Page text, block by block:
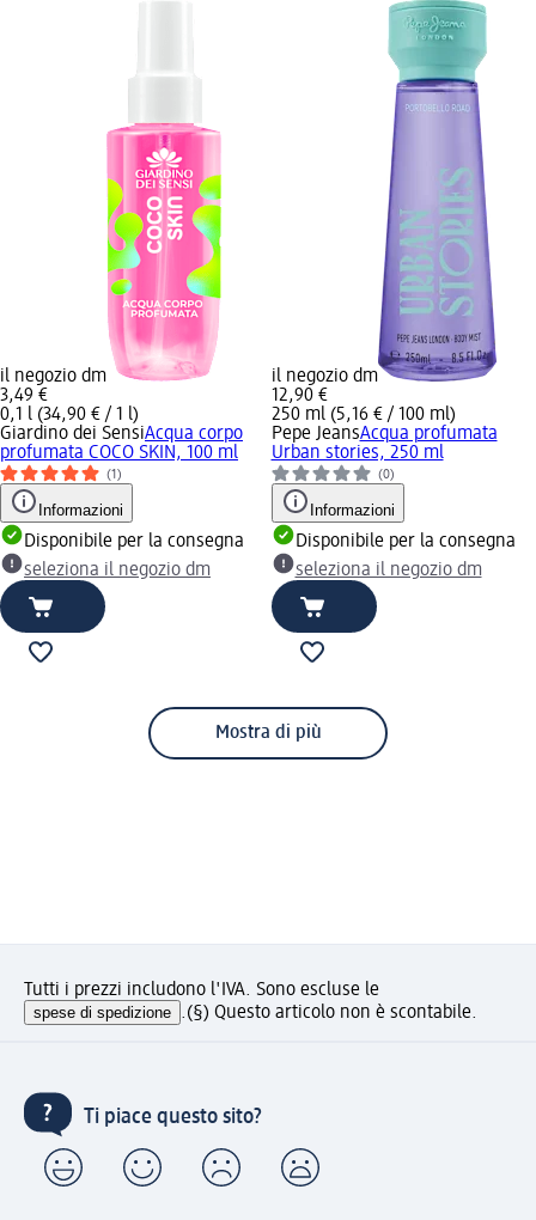
il negozio dm
3,49 €
0,1 l (34,90 € / 1 l)
Giardino dei SensiAcqua corpo
profumata COCO SKIN, 100 ml
(1)
Informazioni
Disponibile per la consegna
seleziona il negozio dm
il negozio dm
12,90 €
250 ml (5,16 € / 100 ml)
Pepe JeansAcqua profumata
Urban stories, 250 ml
(0)
Informazioni
Disponibile per la consegna
seleziona il negozio dm
Mostra di più
Tutti i prezzi includono l'IVA. Sono escluse le
spese di spedizione .(§) Questo articolo non è scontabile.
Ti piace questo sito?